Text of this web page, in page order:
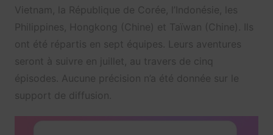
Vietnam, la République de Corée, l’Indonésie, les
Philippines, Hongkong (Chine) et Taïwan (Chine). Ils
ont été répartis en sept équipes. Leurs aventures
seront à suivre en juillet, au travers de cinq
épisodes. Aucune précision n’a été donnée sur le
support de diffusion.